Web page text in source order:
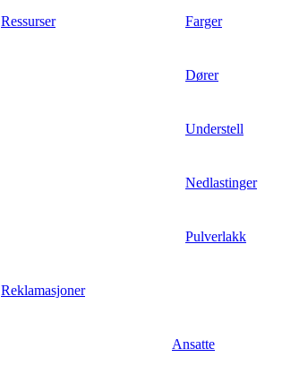
Ressurser Farger
Dører
Understell
Nedlastinger
Pulverlakk
Reklamasjoner
Ansatte